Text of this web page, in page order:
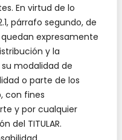
En virtud de lo
párrafo segundo, de
expresamente
y la
modalidad de
o parte de los
con fines
y por cualquier
del TITULAR.